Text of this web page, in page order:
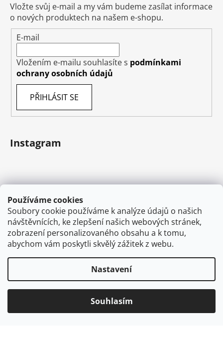
Používáme cookies
Soubory cookie používáme k analýze údajů o našich
návštěvnících, ke zlepšení našich webových stránek,
zobrazení personalizovaného obsahu a k tomu,
abychom vám poskytli skvělý zážitek z webu.
Nastavení
Souhlasím
Vložte svůj e-mail a my vám budeme zasílat informace
o nových produktech na našem e-shopu.
E-mail
Vložením e-mailu souhlasíte s podmínkami
ochrany osobních údajů
PŘIHLÁSIT SE
Instagram
Sledovat na Instagramu
Vytvořil Shoptet